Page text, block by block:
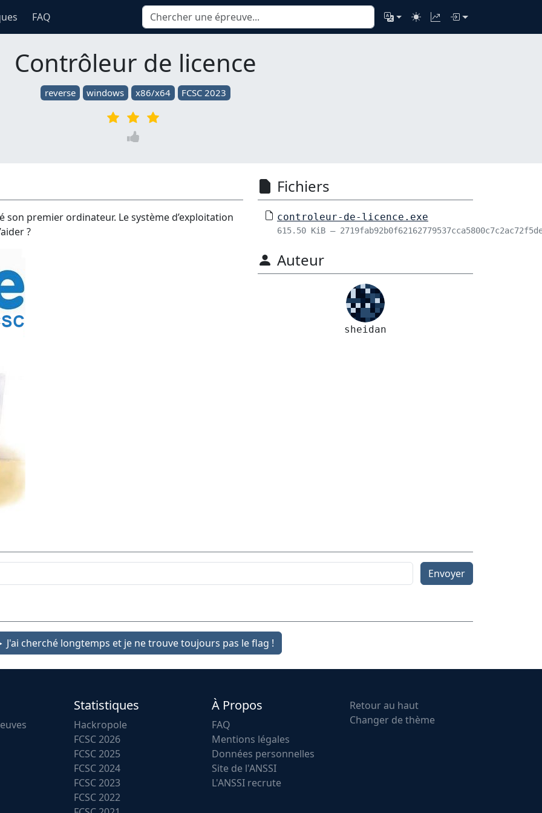
FAQ
Contrôleur de licence
reverse windows x86/x64 FCSC 2023
son premier ordinateur. Le système d’exploitation
?
Fichiers
controleur-de-licence.exe
615.50 KiB –
Auteur
sheidan
Envoyer
J'ai cherché longtemps et je ne trouve toujours pas le flag !
Statistiques
Hackropole
FCSC 2026
FCSC 2025
FCSC 2024
FCSC 2023
FCSC 2022
À Propos
FAQ
Mentions légales
Données personnelles
Site de l'ANSSI
L'ANSSI recrute
Retour au haut
Changer de thème